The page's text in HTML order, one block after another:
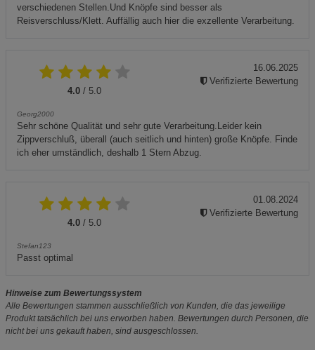
verschiedenen Stellen.Und Knöpfe sind besser als
Reisverschluss/Klett. Auffällig auch hier die exzellente Verarbeitung.
4.0 / 5.0
Georg2000
Sehr schöne Qualität und sehr gute Verarbeitung.Leider kein
Zippverschluß, überall (auch seitlich und hinten) große Knöpfe. Finde
ich eher umständlich, deshalb 1 Stern Abzug.
16.06.2025
Verifizierte Bewertung
4.0 / 5.0
Stefan123
Passt optimal
01.08.2024
Verifizierte Bewertung
Hinweise zum Bewertungssystem
Alle Bewertungen stammen ausschließlich von Kunden, die das jeweilige
Produkt tatsächlich bei uns erworben haben. Bewertungen durch Personen, die
nicht bei uns gekauft haben, sind ausgeschlossen.